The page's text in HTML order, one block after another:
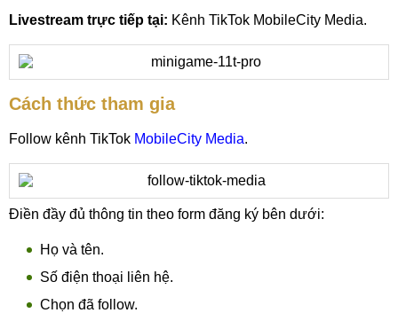
Livestream trực tiếp tại: Kênh TikTok MobileCity Media.
Cách thức tham gia
Follow kênh TikTok MobileCity Media.
Điền đầy đủ thông tin theo form đăng ký bên dưới:
Họ và tên.
Số điện thoại liên hệ.
Chọn đã follow.